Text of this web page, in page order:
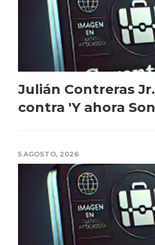
Julián Contreras
contra 'Y ahora
5 AGOSTO, 2026